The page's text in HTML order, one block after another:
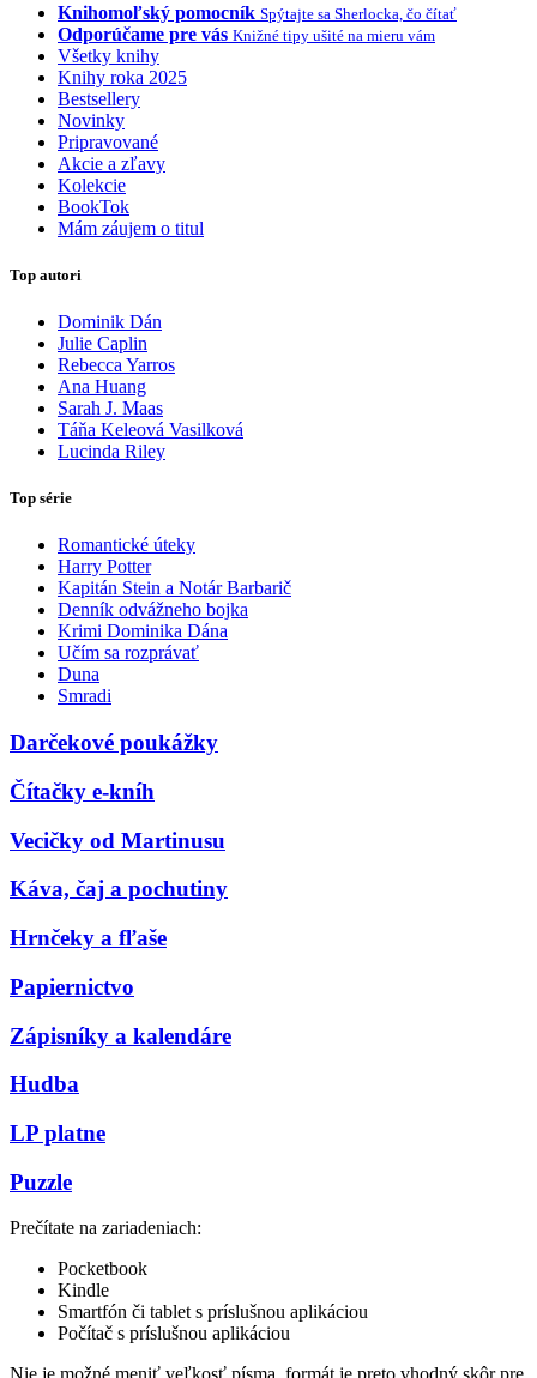
Knihomoľský pomocník Spýtajte sa Sherlocka, čo čítať
Odporúčame pre vás Knižné tipy ušité na mieru vám
Všetky knihy
Knihy roka 2025
Bestsellery
Novinky
Pripravované
Akcie a zľavy
Kolekcie
BookTok
Mám záujem o titul
Top autori
Dominik Dán
Julie Caplin
Rebecca Yarros
Ana Huang
Sarah J. Maas
Táňa Keleová Vasilková
Lucinda Riley
Top série
Romantické úteky
Harry Potter
Kapitán Stein a Notár Barbarič
Denník odvážneho bojka
Krimi Dominika Dána
Učím sa rozprávať
Duna
Smradi
Darčekové poukážky
Čítačky e-kníh
Vecičky od Martinusu
Káva, čaj a pochutiny
Hrnčeky a fľaše
Papiernictvo
Zápisníky a kalendáre
Hudba
LP platne
Puzzle
Prečítate na zariadeniach:
Pocketbook
Kindle
Smartfón či tablet s príslušnou aplikáciou
Počítač s príslušnou aplikáciou